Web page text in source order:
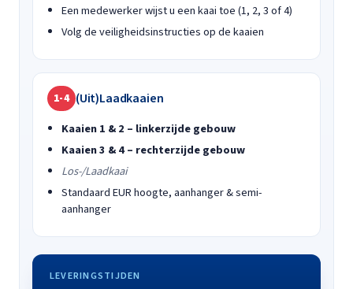
Een medewerker wijst u een kaai toe (1, 2, 3 of 4)
Volg de veiligheidsinstructies op de kaaien
1-4 (Uit)Laadkaaien
Kaaien 1 & 2 – linkerzijde gebouw
Kaaien 3 & 4 – rechterzijde gebouw
Los-/Laadkaai
Standaard EUR hoogte, aanhanger & semi-
aanhanger
LEVERINGSTIJDEN